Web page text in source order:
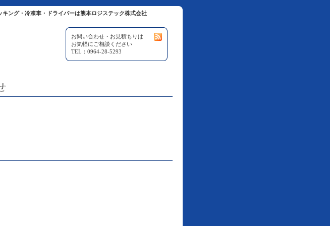
ング・冷凍車・ドライバーは熊本ロジステック株式会社
お問い合わせ・お見積もりは
お気軽にご相談ください
TEL：0964-28-5293